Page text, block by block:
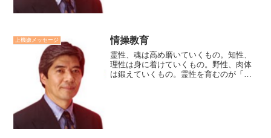
上機嫌メッセージ 情操教育
霊性、魂は高め磨いていくもの。知性、
理性は身に着けていくもの。野性、肉体
は鍛えていくもの。霊性を育むのが「徳